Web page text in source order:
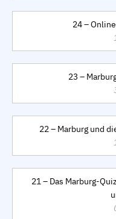
24 –
23 –
22 – Marburg und
21 – Das Marburg-